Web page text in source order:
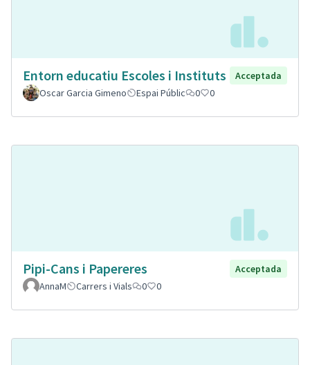
Entorn educatiu Escoles i Instituts
Acceptada
Oscar Garcia Gimeno
Espai Públic 0 0
Pipi-Cans i Papereres
Acceptada
AnnaM
Carrers i Vials 0 0